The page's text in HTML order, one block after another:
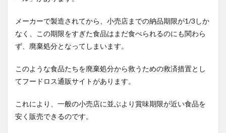
大容
量ま
とめ
本
1.3
ケー
ジに
メーカーで製造されてから、小売店までの納品期限が1/3しか
なく、この期限をすぎた食品はまだ食べられるのにも関わら
ず、廃棄処分となってしまいます。
このような食品たちを廃棄処分から救うための救済措置とし
てフードロス通販サイトがあります。
これにより、一般の小売店に並ぶより賞味期限が近い食品を
安く販売できるのです。